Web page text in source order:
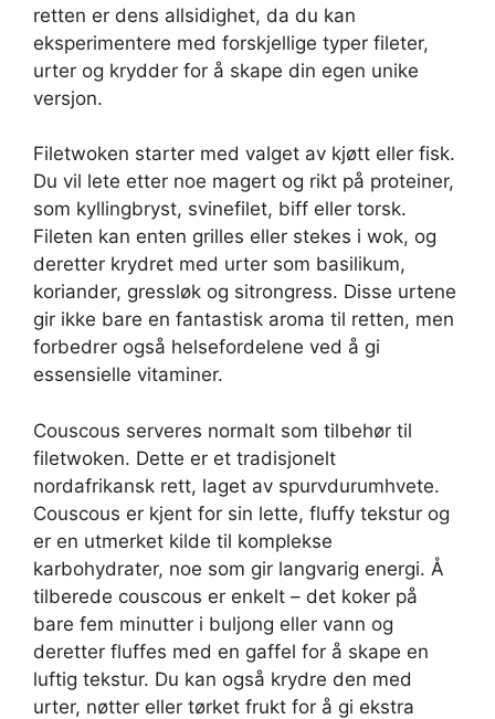
retten er dens allsidighet, da du kan
eksperimentere med forskjellige typer fileter,
urter og krydder for å skape din egen unike
versjon.
Filetwoken starter med valget av kjøtt eller fisk.
Du vil lete etter noe magert og rikt på proteiner,
som kyllingbryst, svinefilet, biff eller torsk.
Fileten kan enten grilles eller stekes i wok, og
deretter krydret med urter som basilikum,
koriander, gressløk og sitrongress. Disse urtene
gir ikke bare en fantastisk aroma til retten, men
forbedrer også helsefordelene ved å gi
essensielle vitaminer.
Couscous serveres normalt som tilbehør til
filetwoken. Dette er et tradisjonelt
nordafrikansk rett, laget av spurvdurumhvete.
Couscous er kjent for sin lette, fluffy tekstur og
er en utmerket kilde til komplekse
karbohydrater, noe som gir langvarig energi. Å
tilberede couscous er enkelt – det koker på
bare fem minutter i buljong eller vann og
deretter fluffes med en gaffel for å skape en
luftig tekstur. Du kan også krydre den med
urter, nøtter eller tørket frukt for å gi ekstra